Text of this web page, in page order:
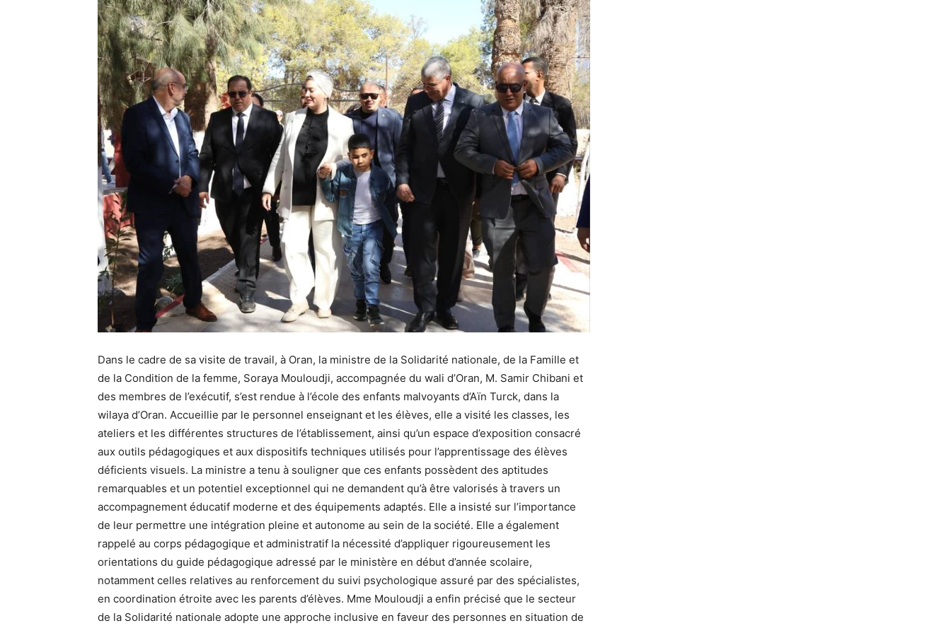
Dans le cadre de sa visite de travail, à Oran, la ministre de la Solidarité nationale, de la Famille et
de la Condition de la femme, Soraya Mouloudji, accompagnée du wali d’Oran, M. Samir Chibani et
des membres de l’exécutif, s’est rendue à l’école des enfants malvoyants d’Aïn Turck, dans la
wilaya d’Oran. Accueillie par le personnel enseignant et les élèves, elle a visité les classes, les
ateliers et les différentes structures de l’établissement, ainsi qu’un espace d’exposition consacré
aux outils pédagogiques et aux dispositifs techniques utilisés pour l’apprentissage des élèves
déficients visuels. La ministre a tenu à souligner que ces enfants possèdent des aptitudes
remarquables et un potentiel exceptionnel qui ne demandent qu’à être valorisés à travers un
accompagnement éducatif moderne et des équipements adaptés. Elle a insisté sur l’importance
de leur permettre une intégration pleine et autonome au sein de la société. Elle a également
rappelé au corps pédagogique et administratif la nécessité d’appliquer rigoureusement les
orientations du guide pédagogique adressé par le ministère en début d’année scolaire,
notamment celles relatives au renforcement du suivi psychologique assuré par des spécialistes,
en coordination étroite avec les parents d’élèves. Mme Mouloudji a enfin précisé que le secteur
de la Solidarité nationale adopte une approche inclusive en faveur des personnes en situation de